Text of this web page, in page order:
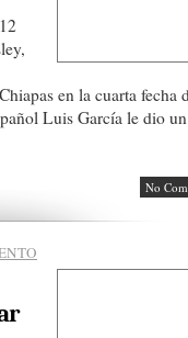
en la cuarta fecha
Luis García le dio
No